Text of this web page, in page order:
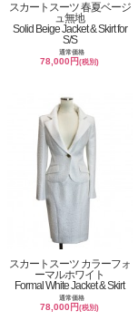
スカートスーツ 春夏ベージ
ュ無地
Solid Beige Jacket & Skirt for
S/S
通常価格
78,000円(税別)
スカートスーツ カラーフォ
ーマルホワイト
Formal White Jacket & Skirt
通常価格
78,000円(税別)